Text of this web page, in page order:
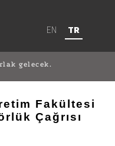
EN TR
gelecek.
Fakültesi
Çağrısı